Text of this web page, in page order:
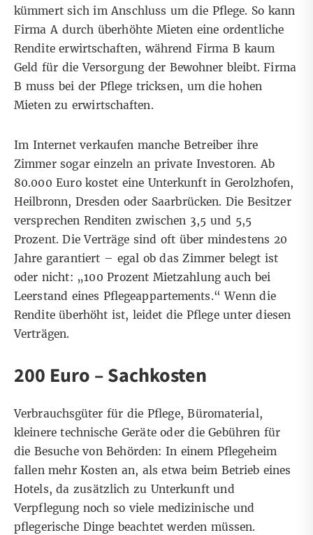
kümmert sich im Anschluss um die Pflege. So kann
Firma A durch überhöhte Mieten eine ordentliche
Rendite erwirtschaften, während Firma B kaum
Geld für die Versorgung der Bewohner bleibt. Firma
B muss bei der Pflege tricksen, um die hohen
Mieten zu erwirtschaften.
Im Internet verkaufen manche Betreiber ihre
Zimmer sogar einzeln an private Investoren. Ab
80.000 Euro kostet eine Unterkunft in Gerolzhofen,
Heilbronn, Dresden oder Saarbrücken. Die Besitzer
versprechen Renditen zwischen 3,5 und 5,5
Prozent. Die Verträge sind oft über mindestens 20
Jahre garantiert – egal ob das Zimmer belegt ist
oder nicht: „100 Prozent Mietzahlung auch bei
Leerstand eines Pflegeappartements.“ Wenn die
Rendite überhöht ist, leidet die Pflege unter diesen
Verträgen.
200 Euro – Sachkosten
Verbrauchsgüter für die Pflege, Büromaterial,
kleinere technische Geräte oder die Gebühren für
die Besuche von Behörden: In einem Pflegeheim
fallen mehr Kosten an, als etwa beim Betrieb eines
Hotels, da zusätzlich zu Unterkunft und
Verpflegung noch so viele medizinische und
pflegerische Dinge beachtet werden müssen.